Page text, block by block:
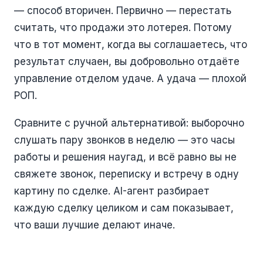
— способ вторичен. Первично — перестать
считать, что продажи это лотерея. Потому
что в тот момент, когда вы соглашаетесь, что
результат случаен, вы добровольно отдаёте
управление отделом удаче. А удача — плохой
РОП.
Сравните с ручной альтернативой: выборочно
слушать пару звонков в неделю — это часы
работы и решения наугад, и всё равно вы не
свяжете звонок, переписку и встречу в одну
картину по сделке. AI-агент разбирает
каждую сделку целиком и сам показывает,
что ваши лучшие делают иначе.